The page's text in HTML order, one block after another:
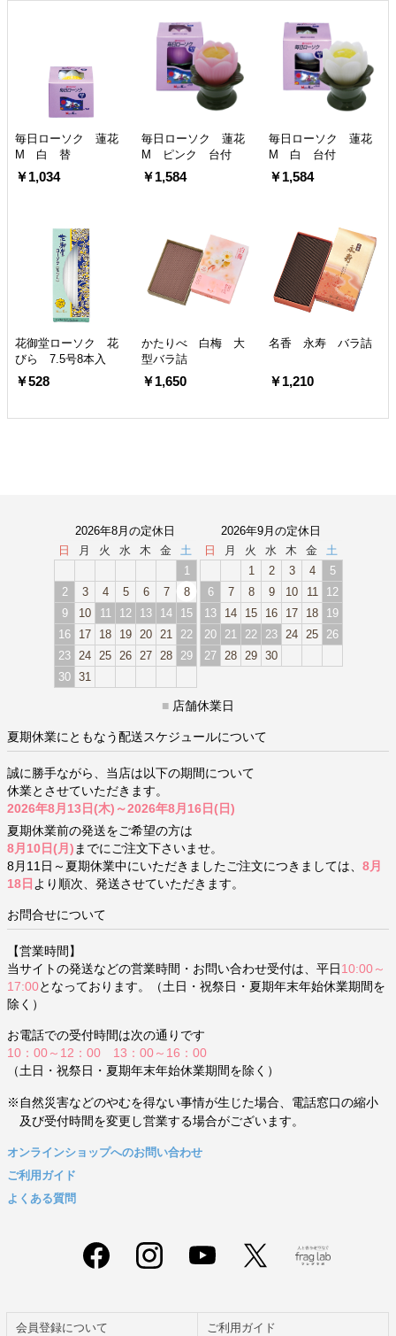
毎日ローソク 蓮花
M 白 替
￥1,034
毎日ローソク 蓮花
M ピンク 台付
￥1,584
毎日ローソク 蓮花
M 白 台付
￥1,584
花御堂ローソク 花
びら 7.5号8本入
￥528
かたりべ 白梅 大
型バラ詰
￥1,650
名香 永寿 バラ詰
￥1,210
2026年8月の定休日
日
月 火 水 木 金
土
1
2
3 4 5 6 7
8
9
10 11 12 13 14
15
16
17 18 19 20 21
22
23
24 25 26 27 28
29
30 31
2026年9月の定休日
日
月 火 水 木 金
土
1
2 3 4
5
6
7 8 9 10 11
12
13
14 15 16 17 18
19
20
21 22 23 24 25
26
27
28 29 30
■ 店舗休業日
夏期休業にともなう配送スケジュールについて
誠に勝手ながら、当店は以下の期間について
休業とさせていただきます。
2026年8月13日(木)～2026年8月16日(日)
夏期休業前の発送をご希望の方は
8月10日(月) までにご注文下さいませ。
8月11日～夏期休業中にいただきましたご注文につきましては、 8月
18日 より順次、発送させていただきます。
お問合せについて
【営業時間】
当サイトの発送などの営業時間・お問い合わせ受付は、平日 10:00～
17:00となっております。（土日・祝祭日・夏期年末年始休業期間を
除く）
お電話での受付時間は次の通りです
10：00～12：00 13：00～16：00
（土日・祝祭日・夏期年末年始休業期間を除く）
※自然災害などのやむを得ない事情が生じた場合、電話窓口の縮小
及び受付時間を変更し営業する場合がございます。
オンラインショップへのお問い合わせ
ご利用ガイド
よくある質問
会員登録について ご利用ガイド